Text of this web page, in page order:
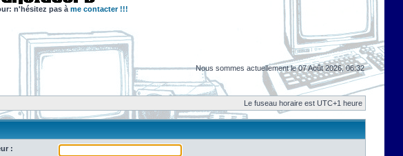
n'hésitez pas à me contacter !!!
Nous sommes actuellement le 07 Août 2026, 06:32
Le fuseau horaire est UTC+1 heure
: